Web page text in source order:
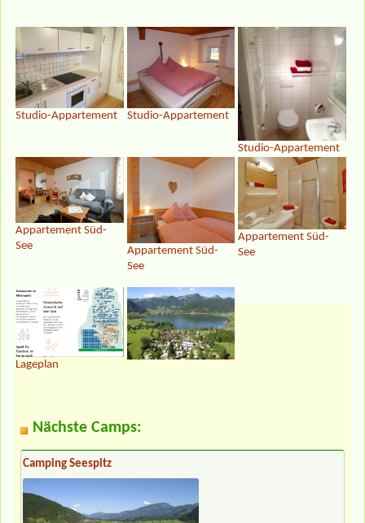
Studio-Appartement Studio-Appartement
Studio-Appartement
Appartement Süd-
See
Appartement Süd-
See
Appartement Süd-
See
Lageplan
Nächste Camps:
Camping Seespitz